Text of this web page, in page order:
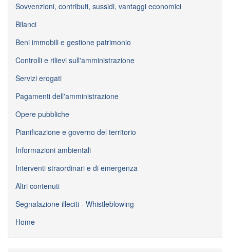
Sovvenzioni, contributi, sussidi, vantaggi economici
Bilanci
Beni immobili e gestione patrimonio
Controlli e rilievi sull'amministrazione
Servizi erogati
Pagamenti dell'amministrazione
Opere pubbliche
Pianificazione e governo del territorio
Informazioni ambientali
Interventi straordinari e di emergenza
Altri contenuti
Segnalazione illeciti - Whistleblowing
Home